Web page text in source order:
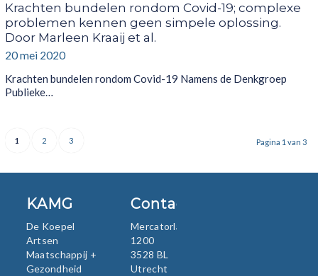
Krachten bundelen rondom Covid-19; complexe
problemen kennen geen simpele oplossing.
Door Marleen Kraaij et al.
20 mei 2020
Krachten bundelen rondom Covid-19 Namens de Denkgroep
Publieke…
Pagina 1 van 3
1 2 3
KAMG
De Koepel
Artsen
Maatschappij +
Gezondheid
Contact
Mercatorlaan
1200
3528 BL
Utrecht